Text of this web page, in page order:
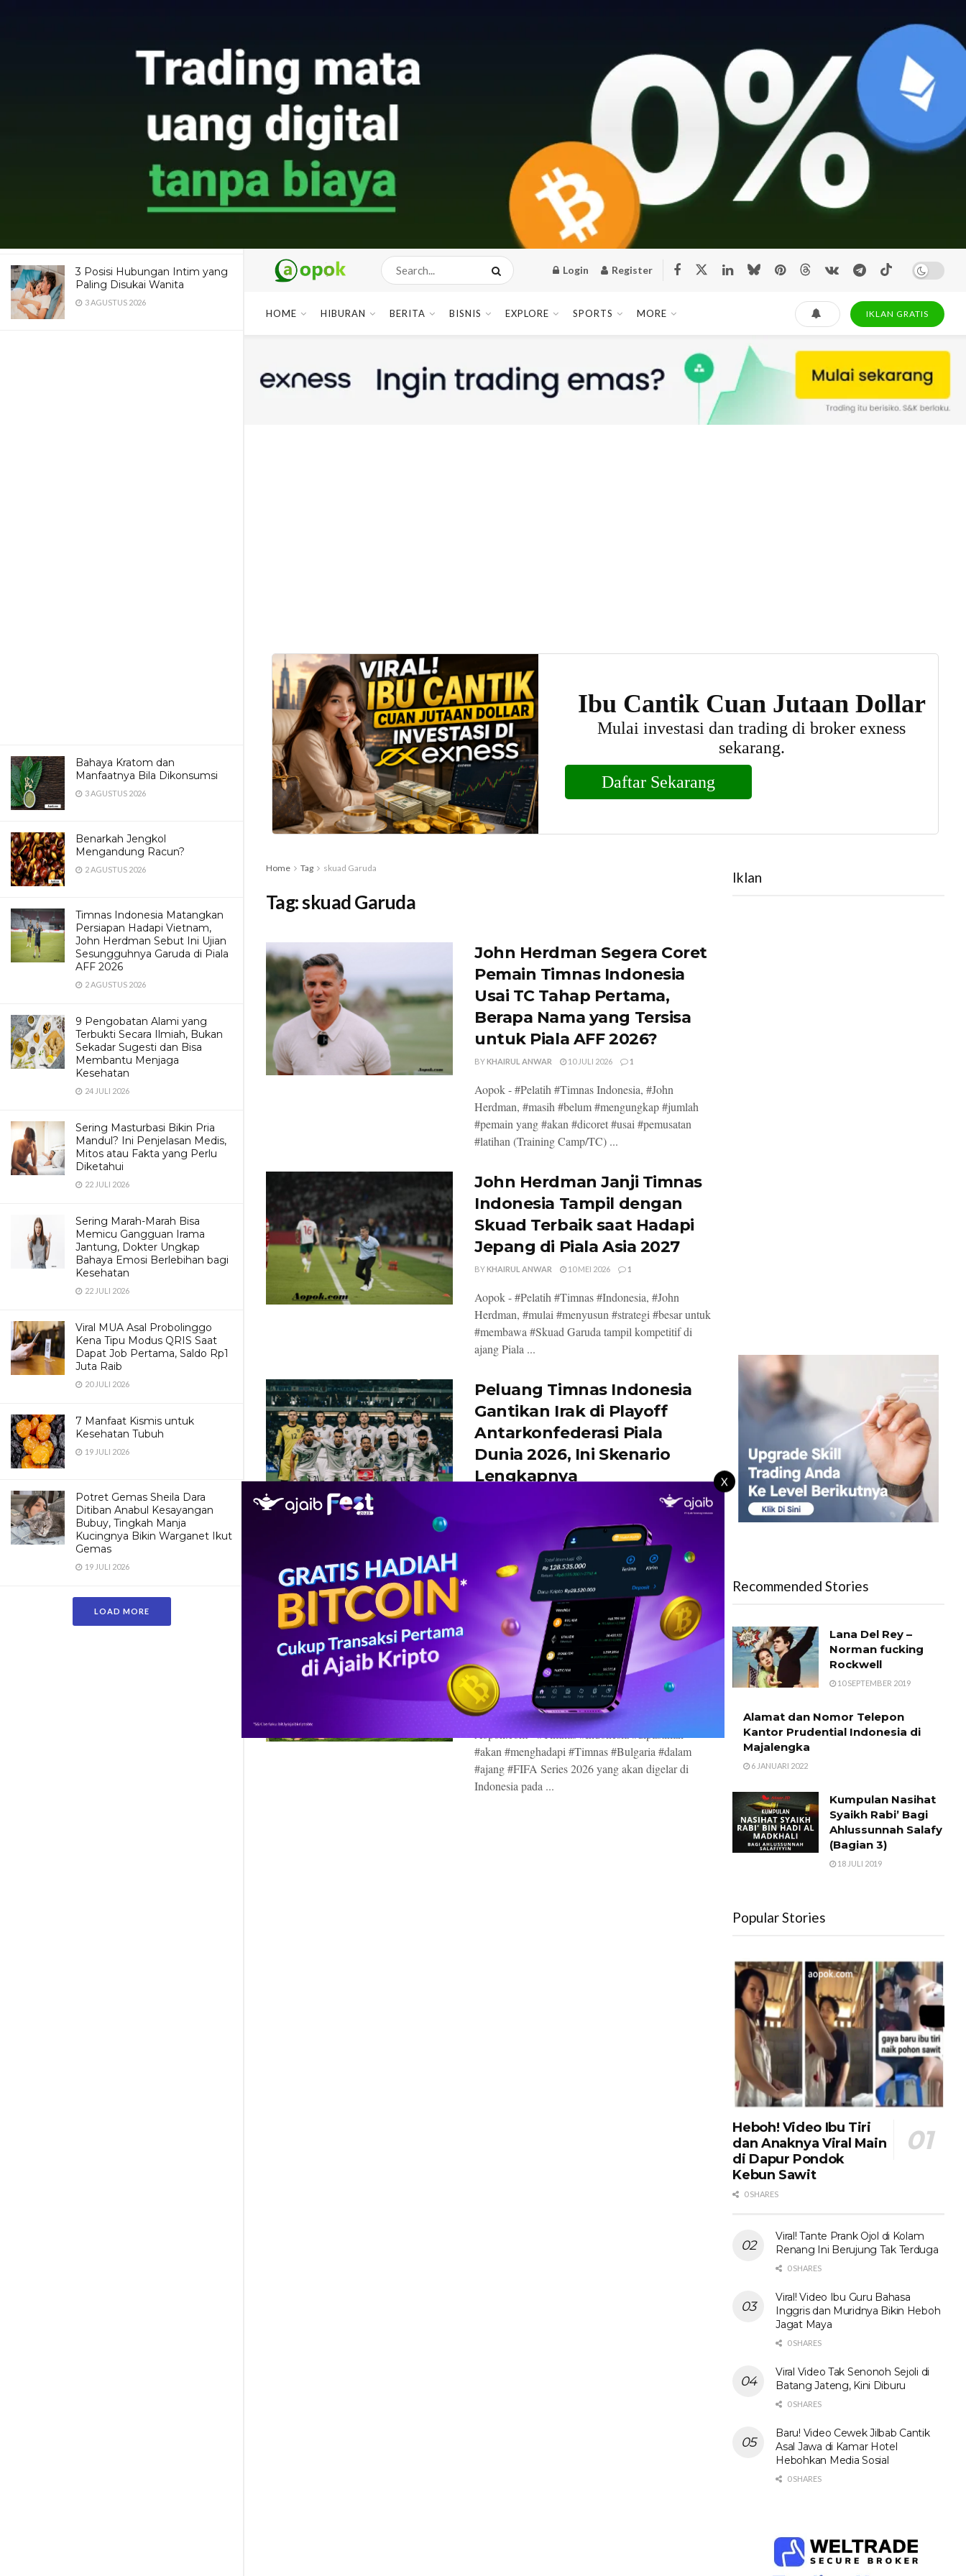
Dua Pendaki Gunung Piramid
Bondowoso Ditemukan Tewas
Terkendala Medan Ekstrem
Maroon 5 Dipastikan Konser di
Jakarta, Catat Jadwal dan
Fakta Menarik yang Wajib
Diketahui Fans
3 Posisi Hubungan Intim yang
Paling Disukai Wanita
3 AGUSTUS 2026
Bahaya Kratom dan
Manfaatnya Bila Dikonsumsi
3 AGUSTUS 2026
Benarkah Jengkol
Mengandung Racun?
2 AGUSTUS 2026
Timnas Indonesia Matangkan
Persiapan Hadapi Vietnam,
John Herdman Sebut Ini Ujian
Sesungguhnya Garuda di Piala
AFF 2026
2 AGUSTUS 2026
9 Pengobatan Alami yang
Terbukti Secara Ilmiah, Bukan
Sekadar Sugesti dan Bisa
Membantu Menjaga
Kesehatan
24 JULI 2026
Sering Masturbasi Bikin Pria
Mandul? Ini Penjelasan Medis,
Mitos atau Fakta yang Perlu
Diketahui
22 JULI 2026
Sering Marah-Marah Bisa
Memicu Gangguan Irama
Jantung, Dokter Ungkap
Bahaya Emosi Berlebihan bagi
Kesehatan
22 JULI 2026
Viral MUA Asal Probolinggo
Kena Tipu Modus QRIS Saat
Dapat Job Pertama, Saldo Rp1
Juta Raib
20 JULI 2026
7 Manfaat Kismis untuk
Kesehatan Tubuh
19 JULI 2026
Potret Gemas Sheila Dara
Ditiban Anabul Kesayangan
Bubuy, Tingkah Manja
Kucingnya Bikin Warganet Ikut
Gemas
19 JULI 2026
LOAD MORE
X
Login Register
HOME HIBURAN BERITA BISNIS EXPLORE SPORTS MORE IKLAN GRATIS
Home Tag skuad Garuda
Tag:skuad Garuda
John Herdman Segera Coret
Pemain Timnas Indonesia
Usai TC Tahap Pertama,
Berapa Nama yang Tersisa
untuk Piala AFF 2026?
BYKHAIRUL ANWAR 10 JULI 2026 1
Aopok - #Pelatih #Timnas Indonesia, #John
Herdman, #masih #belum #mengungkap #jumlah
#pemain yang #akan #dicoret #usai #pemusatan
#latihan (Training Camp/TC) ...
John Herdman Janji Timnas
Indonesia Tampil dengan
Skuad Terbaik saat Hadapi
Jepang di Piala Asia 2027
BYKHAIRUL ANWAR 10 MEI 2026 1
Aopok - #Pelatih #Timnas #Indonesia, #John
Herdman, #mulai #menyusun #strategi #besar untuk
#membawa #Skuad Garuda tampil kompetitif di
ajang Piala ...
Peluang Timnas Indonesia
Gantikan Irak di Playoff
Antarkonfederasi Piala
Dunia 2026, Ini Skenario
Lengkapnya
Aopok - #Harapan #publik #sepak #bola
#Indonesia #untuk #melihat #Timnas #Indonesia
#tampil di #Piala Dunia 2026 kembali mencuat
melalui sebuah ...
Bulgaria Dipastikan Hadapi
Timnas Indonesia di FIFA
Series 2026 – Jadwal,
Prediksi, dan Fakta Lengkap
BY KHAIRUL ANWAR 14 JANUARI 2026
Aopok.com - #Timnas #Indonesia #dipastikan
#akan #menghadapi #Timnas #Bulgaria #dalam
#ajang #FIFA Series 2026 yang akan digelar di
Indonesia pada ...
Iklan
Recommended Stories
Lana Del Rey –
Norman fucking
Rockwell
10 SEPTEMBER 2019
Alamat dan Nomor Telepon
Kantor Prudential Indonesia di
Majalengka
6 JANUARI 2022
Kumpulan Nasihat
Syaikh Rabi’ Bagi
Ahlussunnah Salafy
(Bagian 3)
18 JULI 2019
Popular Stories
Heboh! Video Ibu Tiri
dan Anaknya Viral Main
di Dapur Pondok
Kebun Sawit
0 SHARES
Viral! Tante Prank Ojol di Kolam
Renang Ini Berujung Tak Terduga
0 SHARES
Viral! Video Ibu Guru Bahasa
Inggris dan Muridnya Bikin Heboh
Jagat Maya
0 SHARES
Viral Video Tak Senonoh Sejoli di
Batang Jateng, Kini Diburu
0 SHARES
Baru! Video Cewek Jilbab Cantik
Asal Jawa di Kamar Hotel
Hebohkan Media Sosial
0 SHARES